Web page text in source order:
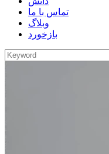
تماس با ما
وبلاگ
بازخورد